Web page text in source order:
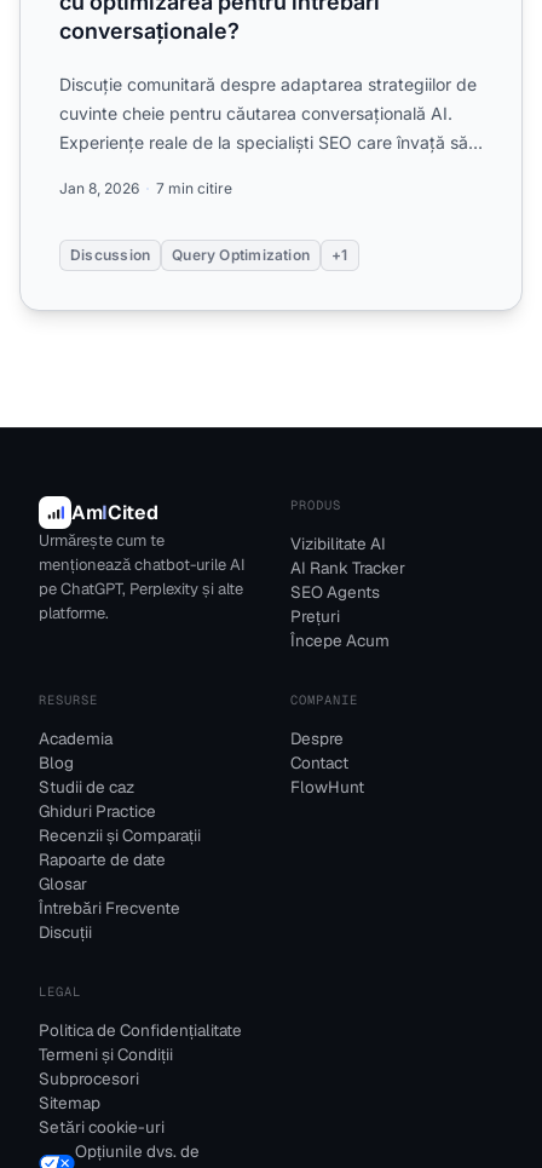
conversaționale?
Discuție comunitară despre adaptarea strategiilor de
cuvinte cheie pentru căutarea conversațională AI.
Experiențe reale de la specialiști SEO care învață să
Jan 8, 2026 7 min citire
Discussion Query Optimization +1
AmICited
Urmărește cum te
menționează chatbot-urile AI
pe ChatGPT, Perplexity și alte
platforme.
PRODUS
Vizibilitate AI
AI Rank Tracker
SEO Agents
Prețuri
Începe Acum
RESURSE
Academia
Blog
Studii de caz
Ghiduri Practice
Recenzii și Comparații
Rapoarte de date
Glosar
Întrebări Frecvente
Discuții
COMPANIE
Despre
Contact
FlowHunt
LEGAL
Politica de Confidențialitate
Termeni și Condiții
Subprocesori
Sitemap
Setări cookie-uri
Opțiunile dvs. de